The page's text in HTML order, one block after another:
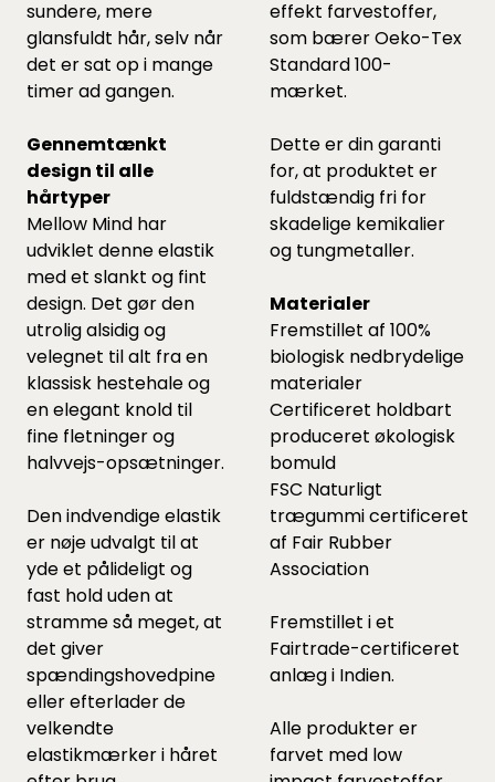
sundere, mere
glansfuldt hår, selv når
det er sat op i mange
timer ad gangen.
Gennemtænkt
design til alle
hårtyper
Mellow Mind har
udviklet denne elastik
med et slankt og fint
design. Det gør den
utrolig alsidig og
velegnet til alt fra en
klassisk hestehale og
en elegant knold til
fine fletninger og
halvvejs-opsætninger.
Den indvendige elastik
er nøje udvalgt til at
yde et pålideligt og
fast hold uden at
stramme så meget, at
det giver
spændingshovedpine
eller efterlader de
velkendte
elastikmærker i håret
effekt farvestoffer,
som bærer Oeko-Tex
Standard 100-
mærket.
Dette er din garanti
for, at produktet er
fuldstændig fri for
skadelige kemikalier
og tungmetaller.
Materialer
Fremstillet af 100%
biologisk nedbrydelige
materialer
Certificeret holdbart
produceret økologisk
bomuld
FSC Naturligt
trægummi certificeret
af Fair Rubber
Association
Fremstillet i et
Fairtrade-certificeret
anlæg i Indien.
Alle produkter er
farvet med low